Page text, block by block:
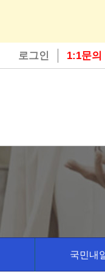
로그인 1:1문의
국민내